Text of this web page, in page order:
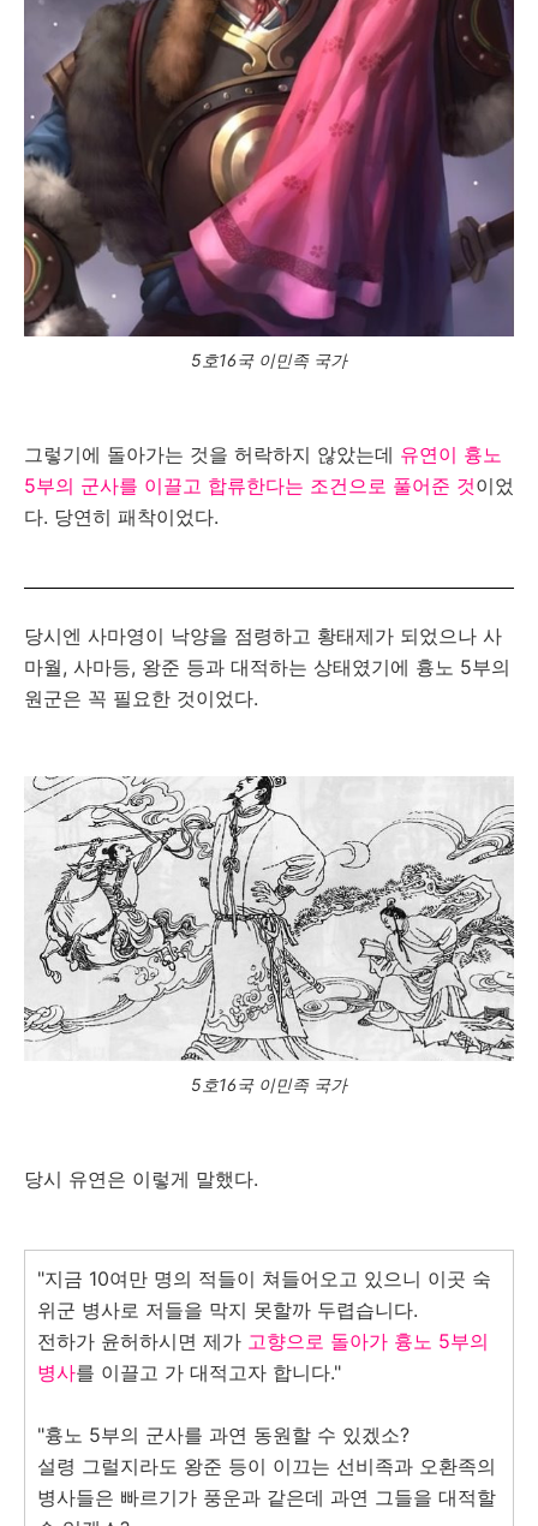
5호16국 이민족 국가
그렇기에 돌아가는 것을 허락하지 않았는데 유연이 흉노
5부의 군사를 이끌고 합류한다는 조건으로 풀어준 것이었
다. 당연히 패착이었다.
당시엔 사마영이 낙양을 점령하고 황태제가 되었으나 사
마월, 사마등, 왕준 등과 대적하는 상태였기에 흉노 5부의
원군은 꼭 필요한 것이었다.
5호16국 이민족 국가
당시 유연은 이렇게 말했다.
"지금 10여만 명의 적들이 쳐들어오고 있으니 이곳 숙
위군 병사로 저들을 막지 못할까 두렵습니다.
전하가 윤허하시면 제가 고향으로 돌아가 흉노 5부의
병사를 이끌고 가 대적고자 합니다."
"흉노 5부의 군사를 과연 동원할 수 있겠소?
설령 그럴지라도 왕준 등이 이끄는 선비족과 오환족의
병사들은 빠르기가 풍운과 같은데 과연 그들을 대적할